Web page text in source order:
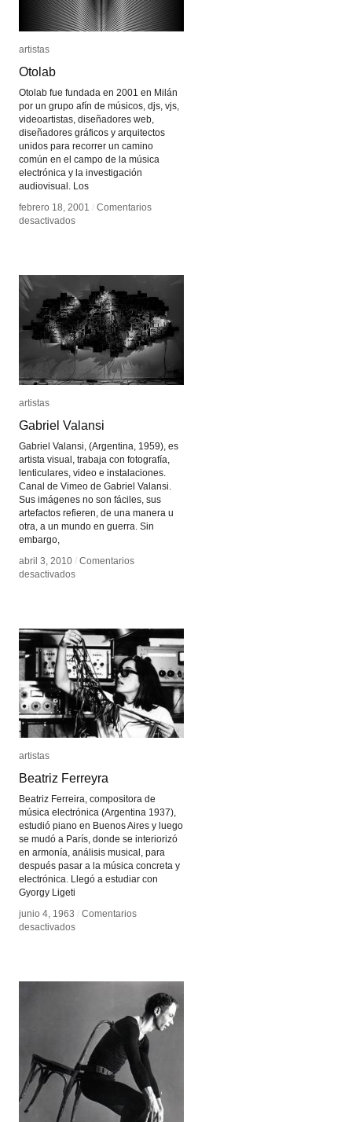
artistas
Otolab
Otolab fue fundada en 2001 en Milán
por un grupo afín de músicos, djs, vjs,
videoartistas, diseñadores web,
diseñadores gráficos y arquitectos
unidos para recorrer un camino
común en el campo de la música
electrónica y la investigación
audiovisual. Los
febrero 18, 2001 / Comentarios
desactivadosen
artistas
Otolab
febrero 18, 2001 / Comentarios
desactivadosen
artistas
Gabriel Valansi
Gabriel Valansi, (Argentina, 1959), es
artista visual, trabaja con fotografía,
lenticulares, video e instalaciones.
Canal de Vimeo de Gabriel Valansi.
Sus imágenes no son fáciles, sus
artefactos refieren, de una manera u
otra, a un mundo en guerra. Sin
embargo,
abril 3, 2010 / Comentarios
desactivadosen
artistas
Gabriel Valansi
abril 3, 2010 / Comentarios
desactivadosen
artistas
Beatriz Ferreyra
Beatriz Ferreira, compositora de
música electrónica (Argentina 1937),
estudió piano en Buenos Aires y luego
se mudó a París, donde se interiorizó
en armonía, análisis musical, para
después pasar a la música concreta y
electrónica. Llegó a estudiar con
Gyorgy Ligeti
junio 4, 1963 / Comentarios
desactivadosen
artistas
Beatriz Ferreyra
junio 4, 1963 / Comentarios
desactivadosen